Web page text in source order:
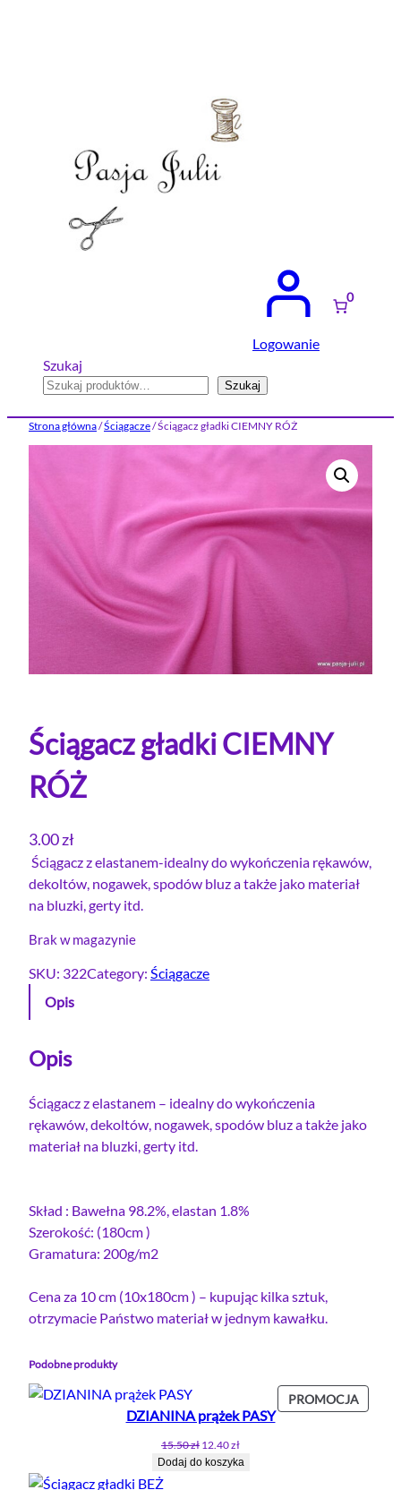
Logowanie
0
Szukaj
Szukaj
Strona główna/Ściągacze/ Ściągacz gładki CIEMNY RÓŻ
Ściągacz gładki CIEMNY
RÓŻ
3.00zł
Ściągacz z elastanem-idealny do wykończenia rękawów,
dekoltów, nogawek, spodów bluz a także jako materiał
na bluzki, gerty itd.
Brak w magazynie
SKU: 322Category: Ściągacze
Opis
Opis
Ściągacz z elastanem – idealny do wykończenia
rękawów, dekoltów, nogawek, spodów bluz a także jako
materiał na bluzki, gerty itd.
Skład : Bawełna 98.2%, elastan 1.8%
Szerokość: (180cm )
Gramatura: 200g/m2
Cena za 10 cm (10x180cm ) – kupując kilka sztuk,
otrzymacie Państwo materiał w jednym kawałku.
Podobne produkty
PROMOCJA
W
DZIANINA prążek PASY
15.50zł Pierwotna
cena
12.40złAktualna
cena
Dodaj do koszyka